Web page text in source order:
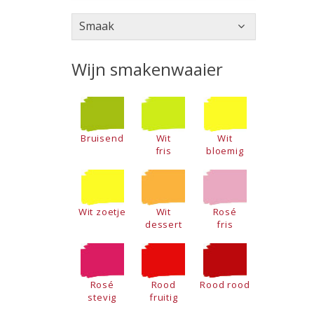
Smaak
Wijn smakenwaaier
Bruisend
Wit
fris
Wit
bloemig
Wit zoetje
Wit
dessert
Rosé
fris
Rosé
stevig
Rood
fruitig
Rood rood